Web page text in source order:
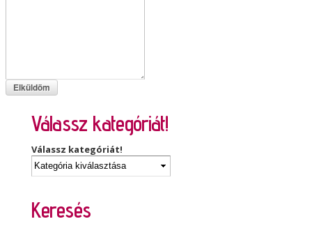
Válassz kategóriát!
Válassz kategóriát!
Keresés